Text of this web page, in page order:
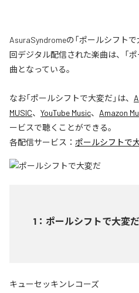
AsuraSyndromeの「ポールシフト
回デジタル配信された楽曲は、「
曲となっている。
なお「ポールシフトで大変だ 」は、
MUSIC、 YouTube Music、 Amazon
ービスで聴くことができる。
各配信サービス： ポールシフトで
1 ： ポールシフトで大変だ
キューセッキンレコーズ